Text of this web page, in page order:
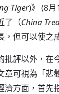
Tiger)》 (8
了（China
，但可以使之
批評以外，
章可視為「
濟方面，首